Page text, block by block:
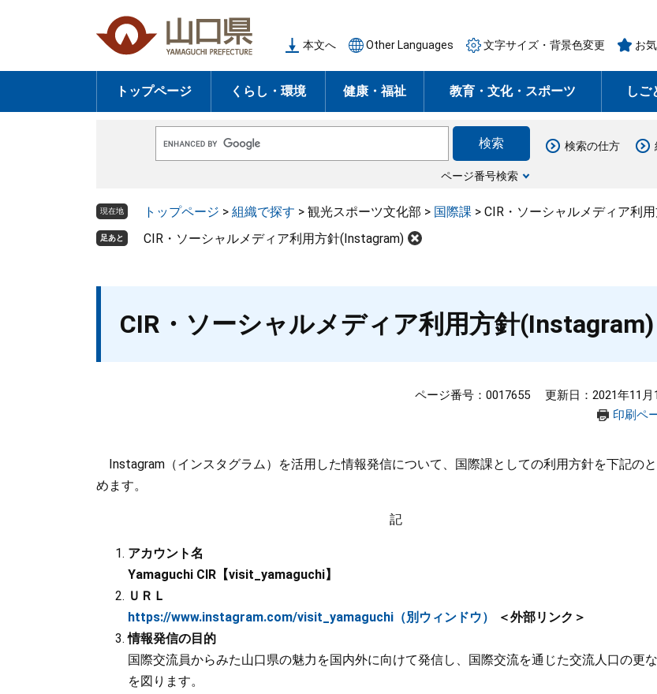
の
頭
ー
飛
本文へ Other Languages 文字サイズ・背景色変更 お
トップページ くらし・環境 健康・福祉 教育・文化・スポーツ しご
o
e
ス
ページ番号検索
検索の仕方
現在地 トップページ > 組織で探す > 観光スポーツ文化部 > 国際課 > CIR・ソーシャルメディア利
足あと CIR・ソーシャルメディア利用方針(Instagram)
CIR・ソーシャルメディア利用方針(Instagram)
ページ番号：0017655
更新日：2021年11
印刷ペ
Instagram（インスタグラム）を活用した情報発信について、国際課としての利用方針を下記の
めます。
記
アカウント名
Yamaguchi CIR【visit_yamaguchi】
ＵＲＬ
https://www.instagram.com/visit_yamaguchi（別ウィンドウ）
＜外部リンク＞
情報発信の目的
国際交流員からみた山口県の魅力を国内外に向けて発信し、国際交流を通じた交流人口の更
を図ります。